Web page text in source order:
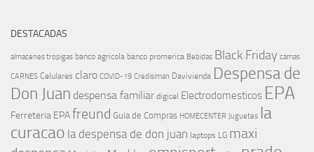
DESTACADAS
almacenes tropigas banco agricola banco promerica Bebidas Black Friday camas
CARNES Celulares claro COVID-19 Credisiman Davivienda Despensa de
Don Juan despensa familiar digicel Electrodomesticos EPA
Ferreteria EPAfreund Guia de Compras HOMECENTER Juguetes la
curacao la despensa de don juan laptops LG maxi